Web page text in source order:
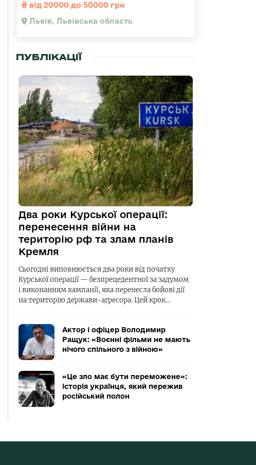
від 20000 до 50000 грн
Львів, Львівська область
ПУБЛІКАЦІЇ
Два роки Курської операції:
перенесення війни на
територію рф та злам планів
Кремля
Сьогодні виповнюється два роки від початку
Курської операції — безпрецедентної за задумом
і виконанням кампанії, яка перенесла бойові дії
на територію держави-агресора. Цей крок…
Актор і офіцер Володимир
Ращук: «Воєнні фільми не мають
нічого спільного з війною»
«Це зло має бути переможене»:
історія українця, який пережив
російський полон